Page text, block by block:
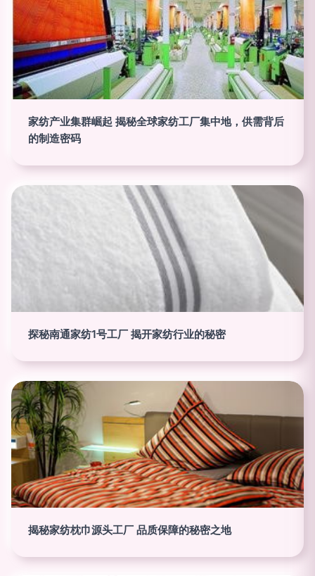
家纺产业集群崛起 揭秘全球家纺工厂集中地，供需背后
的制造密码
探秘南通家纺1号工厂 揭开家纺行业的秘密
揭秘家纺枕巾源头工厂 品质保障的秘密之地